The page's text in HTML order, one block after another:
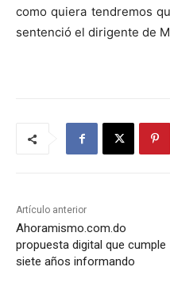
como quiera tendremos
sentenció el dirigente de
Artículo anterior
Ahoramismo.com.do
propuesta digital que cumple
siete años informando